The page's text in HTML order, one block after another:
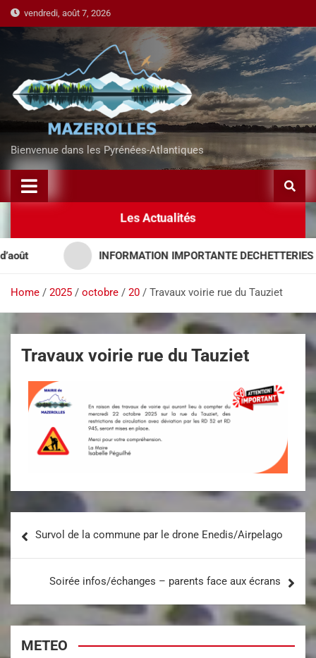
vendredi, août 7, 2026
Bienvenue dans les Pyrénées-Atlantiques
Les Actualités
INFORMATION IMPORTANTE DECHETTERIES –
Home 2025 octobre 20 Travaux voirie rue du Tauziet
Travaux voirie rue du Tauziet
Survol de la commune par le drone Enedis/Airpelago
Soirée infos/échanges – parents face aux écrans
METEO